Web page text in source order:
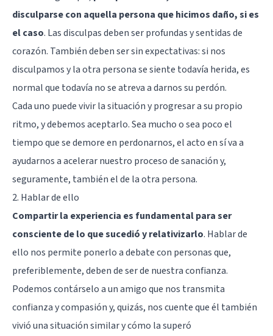
disculparse con aquella persona que hicimos daño, si es
el caso. Las disculpas deben ser profundas y sentidas de
corazón. También deben ser sin expectativas: si nos
disculpamos y la otra persona se siente todavía herida, es
normal que todavía no se atreva a darnos su perdón.
Cada uno puede vivir la situación y progresar a su propio
ritmo, y debemos aceptarlo. Sea mucho o sea poco el
tiempo que se demore en perdonarnos, el acto en sí va a
ayudarnos a acelerar nuestro proceso de sanación y,
seguramente, también el de la otra persona.
2. Hablar de ello
Compartir la experiencia es fundamental para ser
consciente de lo que sucedió y relativizarlo. Hablar de
ello nos permite ponerlo a debate con personas que,
preferiblemente, deben de ser de nuestra confianza.
Podemos contárselo a un amigo que nos transmita
confianza y compasión y, quizás, nos cuente que él también
vivió una situación similar y cómo la superó